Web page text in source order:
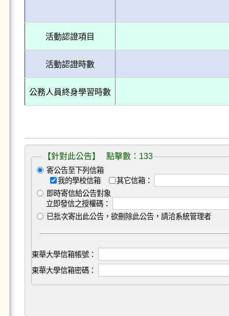
活動認證項目
活動認證時數
公務人員終身學習時數
【針對此公告】 點擊數：133
寄公告至下列信箱
我的學校信箱
其它信箱：
即時寄信給公告對象
立即發信之授權碼：
已批次寄出此公告，欲刪除此公告，請洽系統管理者
東華大學信箱帳號：
東華大學信箱密碼：